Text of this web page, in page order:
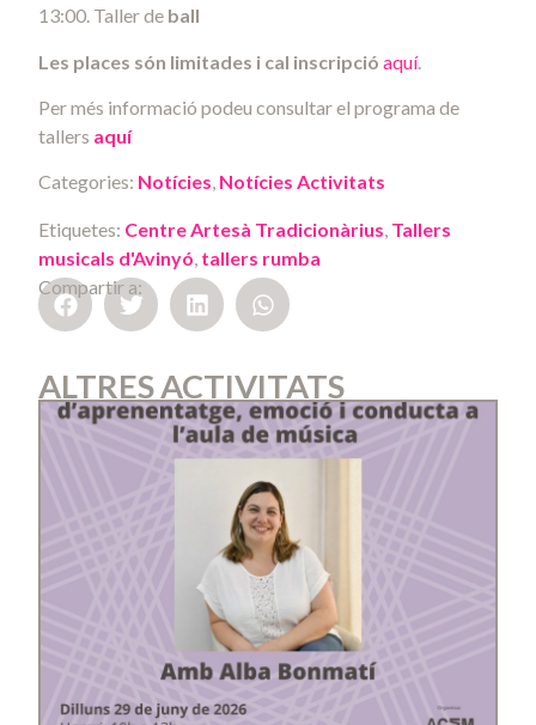
13:00. Taller de ball
Les places són limitades i cal inscripció aquí.
Per més informació podeu consultar el programa de
tallers aquí
Categories: Notícies, Notícies Activitats
Etiquetes: Centre Artesà Tradicionàrius, Tallers
musicals d'Avinyó, tallers rumba
Compartir a:
ALTRES ACTIVITATS